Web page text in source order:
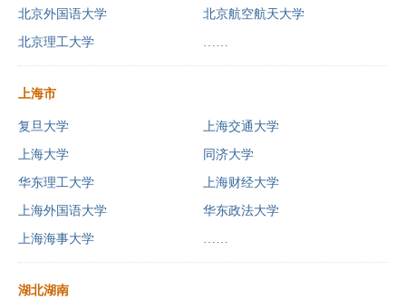
北京外国语大学 北京航空航天大学
北京理工大学 ……
上海市
复旦大学 上海交通大学
上海大学 同济大学
华东理工大学 上海财经大学
上海外国语大学 华东政法大学
上海海事大学 ……
湖北湖南